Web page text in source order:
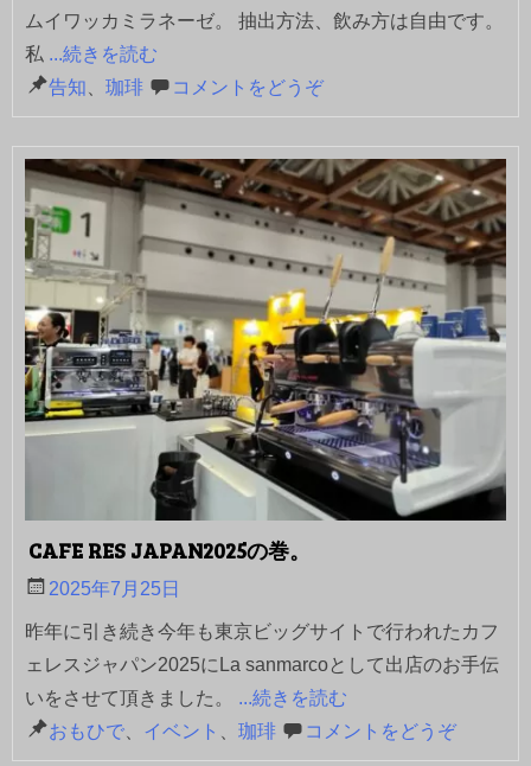
ムイワッカミラネーゼ。 抽出方法、飲み方は自由です。
私 ...続きを読む
告知
珈琲 コメントをどうぞ
CAFE RES JAPAN2025の巻。
2025年7月25日
昨年に引き続き今年も東京ビッグサイトで行われたカフ
ェレスジャパン2025にLa sanmarcoとして出店のお手伝
いをさせて頂きました。 ...続きを読む
おもひで
イベント 珈琲 コメントをどうぞ